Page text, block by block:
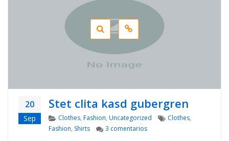
20
Sep
Stet clita kasd gubergren
Categories
Clothes, Fashion, Uncategorized Tags
Clothes,
Fashion, Shirts 3 comentariosen Stet clita kasd gubergren